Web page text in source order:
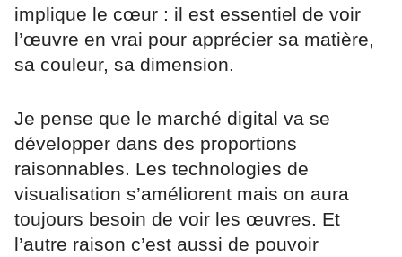
implique le cœur : il est essentiel de voir
l’œuvre en vrai pour apprécier sa matière,
sa couleur, sa dimension.
Je pense que le marché digital va se
développer dans des proportions
raisonnables. Les technologies de
visualisation s’améliorent mais on aura
toujours besoin de voir les œuvres. Et
l’autre raison c’est aussi de pouvoir